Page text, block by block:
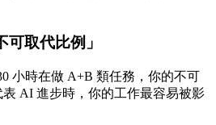
可取代比例」
小時在做 A+B 類任務，你的不可
AI 進步時，你的工作最容易被影